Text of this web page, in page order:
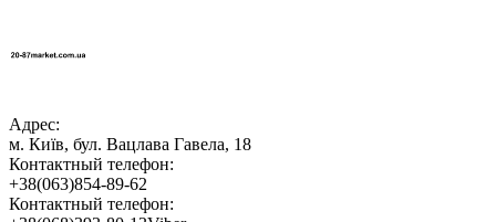
Адрес:
м. Київ, бул. Вацлава Гавела, 18
Контактный телефон:
+38(063)854-89-62
Контактный телефон: